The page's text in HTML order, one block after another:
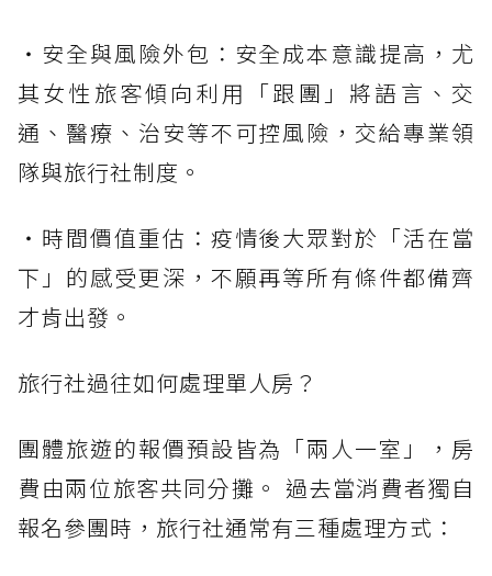
・安全與風險外包：安全成本意識提高，尤
其女性旅客傾向利用「跟團」將語言、交
通、醫療、治安等不可控風險，交給專業領
隊與旅行社制度。
・時間價值重估：疫情後大眾對於「活在當
下」的感受更深，不願再等所有條件都備齊
才肯出發。
旅行社過往如何處理單人房？
團體旅遊的報價預設皆為「兩人一室」，房
費由兩位旅客共同分攤。 過去當消費者獨自
報名參團時，旅行社通常有三種處理方式：